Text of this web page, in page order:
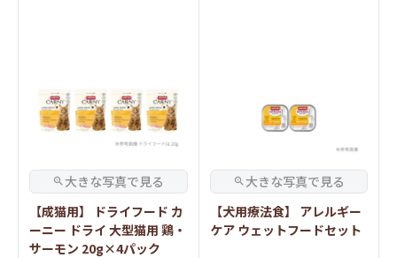
【成猫用】 ドライフード カ
ーニー ドライ 大型猫用 鶏・
サーモン 20g×4パック
【犬用療法食】 アレルギー
ケア ウェットフードセット